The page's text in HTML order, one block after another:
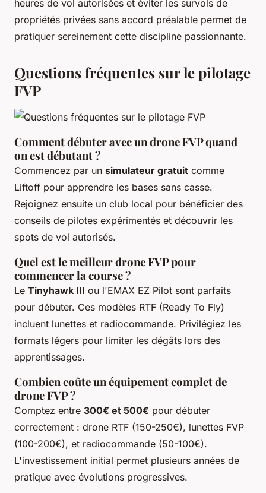
heures de vol autorisées et éviter les survols de
propriétés privées sans accord préalable permet de
pratiquer sereinement cette discipline passionnante.
Questions fréquentes sur le pilotage
FVP
Comment débuter avec un drone FVP quand
on est débutant ?
Commencez par un simulateur gratuit comme
Liftoff pour apprendre les bases sans casse.
Rejoignez ensuite un club local pour bénéficier des
conseils de pilotes expérimentés et découvrir les
spots de vol autorisés.
Quel est le meilleur drone FVP pour
commencer la course ?
Le Tinyhawk III ou l'EMAX EZ Pilot sont parfaits
pour débuter. Ces modèles RTF (Ready To Fly)
incluent lunettes et radiocommande. Privilégiez les
formats légers pour limiter les dégâts lors des
apprentissages.
Combien coûte un équipement complet de
drone FVP ?
Comptez entre 300€ et 500€ pour débuter
correctement : drone RTF (150-250€), lunettes FVP
(100-200€), et radiocommande (50-100€).
L'investissement initial permet plusieurs années de
pratique avec évolutions progressives.